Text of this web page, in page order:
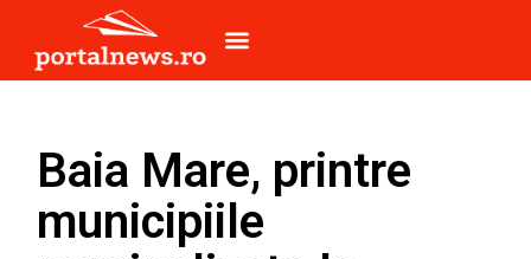
Baia Mare, printre
municipiile